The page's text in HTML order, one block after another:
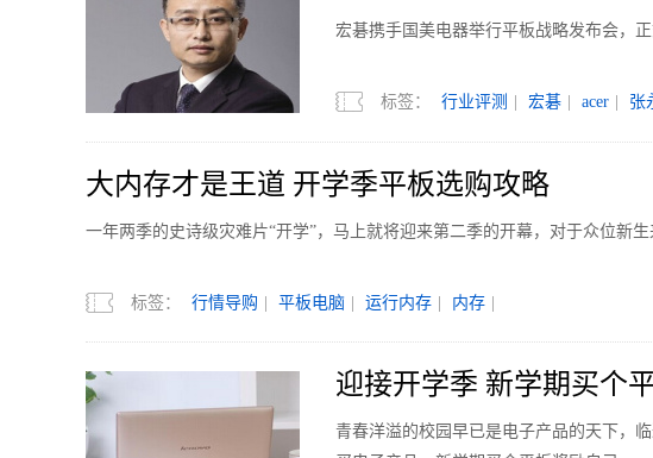
宏碁携手国美电器举行平板战略发布会，
标签： 行业评测 宏碁 acer 张
大内存才是王道 开学季平板选购攻略
一年两季的史诗级灾难片“开学”，马上就将迎来第二季的开幕，对于众位新
标签： 行情导购 平板电脑 运行内存 内存
迎接开学季 新学期买个
青春洋溢的校园早已是电子产品的天下，